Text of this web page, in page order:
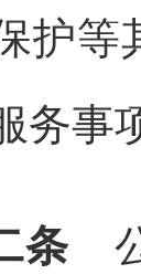
护
务事
条